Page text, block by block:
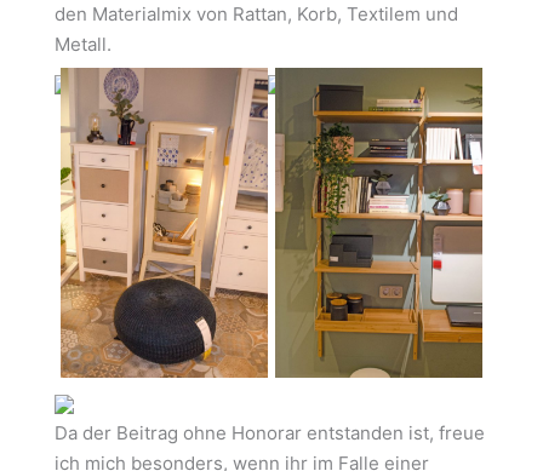
den Materialmix von Rattan, Korb, Textilem und
Metall.
Da der Beitrag ohne Honorar entstanden ist, freue
ich mich besonders, wenn ihr im Falle einer